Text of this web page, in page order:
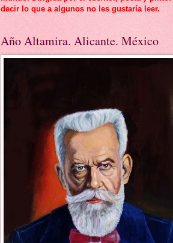
decir lo que a algunos no les gustaría leer.
Año Altamira. Alicante. México